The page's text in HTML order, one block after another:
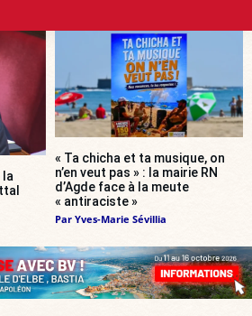
la
« Ta chicha et ta musique, on
n’en veut pas » : la mairie RN
d’Agde face à la meute
« antiraciste »
Par Yves-Marie Sévillia